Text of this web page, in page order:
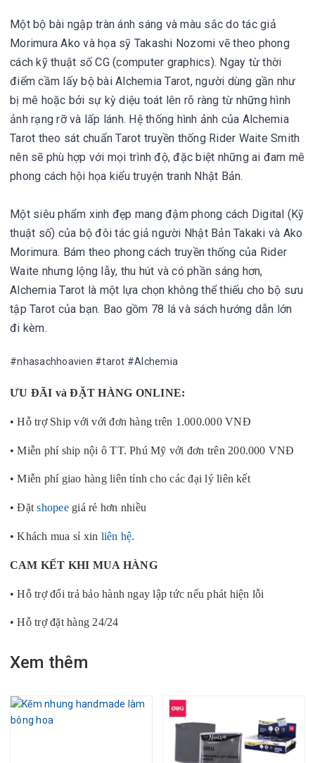
Một bộ bài ngập tràn ánh sáng và màu sắc do tác giả
Morimura Ako và họa sỹ Takashi Nozomi vẽ theo phong
cách kỹ thuật số CG (computer graphics). Ngay từ thời
điểm cầm lấy bộ bài Alchemia Tarot, người dùng gần như
bị mê hoặc bởi sự kỳ diệu toát lên rõ ràng từ những hình
ảnh rạng rỡ và lấp lánh. Hệ thống hình ảnh của Alchemia
Tarot theo sát chuẩn Tarot truyền thống Rider Waite Smith
nên sẽ phù hợp với mọi trình độ, đặc biệt những ai đam mê
phong cách hội họa kiểu truyện tranh Nhật Bản.
Một siêu phẩm xinh đẹp mang đậm phong cách Digital (Kỹ
thuật số) của bộ đôi tác giả người Nhật Bản Takaki và Ako
Morimura. Bám theo phong cách truyền thống của Rider
Waite nhưng lộng lẫy, thu hút và có phần sáng hơn,
Alchemia Tarot là một lựa chọn không thể thiếu cho bộ sưu
tập Tarot của bạn. Bao gồm 78 lá và sách hướng dẫn lớn
đi kèm.
#nhasachhoavien #tarot #Alchemia
ƯU ĐÃI và ĐẶT HÀNG ONLINE:
• Hỗ trợ Ship với với đơn hàng trên 1.000.000 VNĐ
• Miễn phí ship nội ô TT. Phú Mỹ với đơn trên 200.000 VNĐ
• Miễn phí giao hàng liên tỉnh cho các đại lý liên kết
• Đặtshopeegiá rẻ hơn nhiều
• Khách mua sỉ xin liên hệ.
CAM KẾT KHI MUA HÀNG
• Hỗ trợ đổi trả bảo hành ngay lập tức nếu phát hiện lỗi
• Hỗ trợ đặt hàng 24/24
Xem thêm